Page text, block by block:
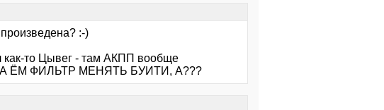
:-)
как-то Цывег - там АКПП вообще
НА ЁМ ФИЛЬТР МЕНЯТЬ БУИТИ, А???